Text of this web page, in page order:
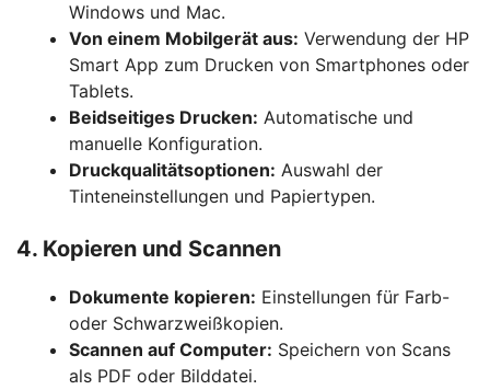
Windows und Mac.
Von einem Mobilgerät aus: Verwendung der HP
Smart App zum Drucken von Smartphones oder
Tablets.
Beidseitiges Drucken: Automatische und
manuelle Konfiguration.
Druckqualitätsoptionen: Auswahl der
Tinteneinstellungen und Papiertypen.
4. Kopieren und Scannen
Dokumente kopieren: Einstellungen für Farb-
oder Schwarzweißkopien.
Scannen auf Computer: Speichern von Scans
als PDF oder Bilddatei.